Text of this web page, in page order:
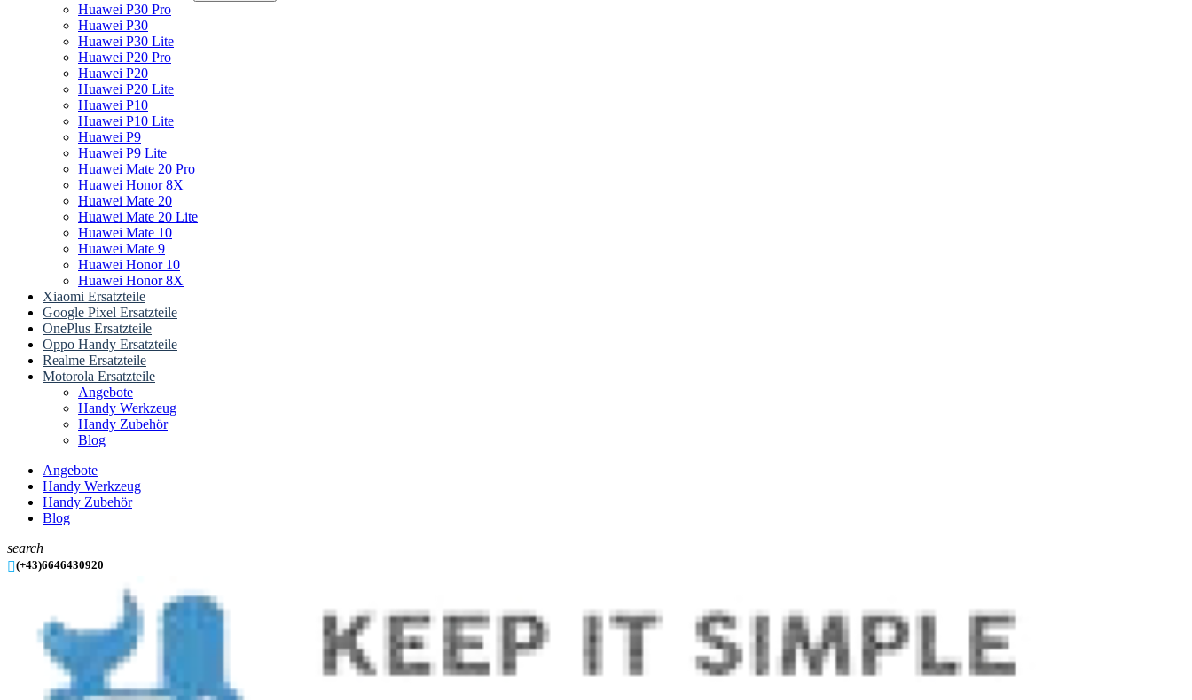
Huawei P30 Pro
Huawei P30
Huawei P30 Lite
Huawei P20 Pro
Huawei P20
Huawei P20 Lite
Huawei P10
Huawei P10 Lite
Huawei P9
Huawei P9 Lite
Huawei Mate 20 Pro
Huawei Honor 8X
Huawei Mate 20
Huawei Mate 20 Lite
Huawei Mate 10
Huawei Mate 9
Huawei Honor 10
Huawei Honor 8X
Xiaomi Ersatzteile
Google Pixel Ersatzteile
OnePlus Ersatzteile
Oppo Handy Ersatzteile
Realme Ersatzteile
Motorola Ersatzteile
Angebote
Handy Werkzeug
Handy Zubehör
Blog
Angebote
Handy Werkzeug
Handy Zubehör
Blog
search
(+43)6646430920